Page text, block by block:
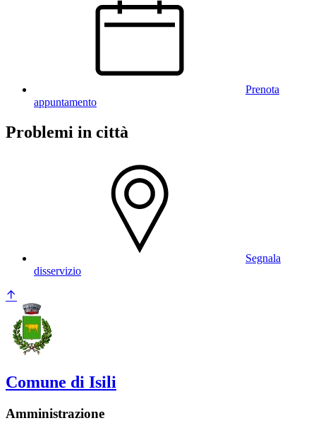
Prenota
appuntamento
Problemi in città
Segnala
disservizio
Comune di Isili
Amministrazione